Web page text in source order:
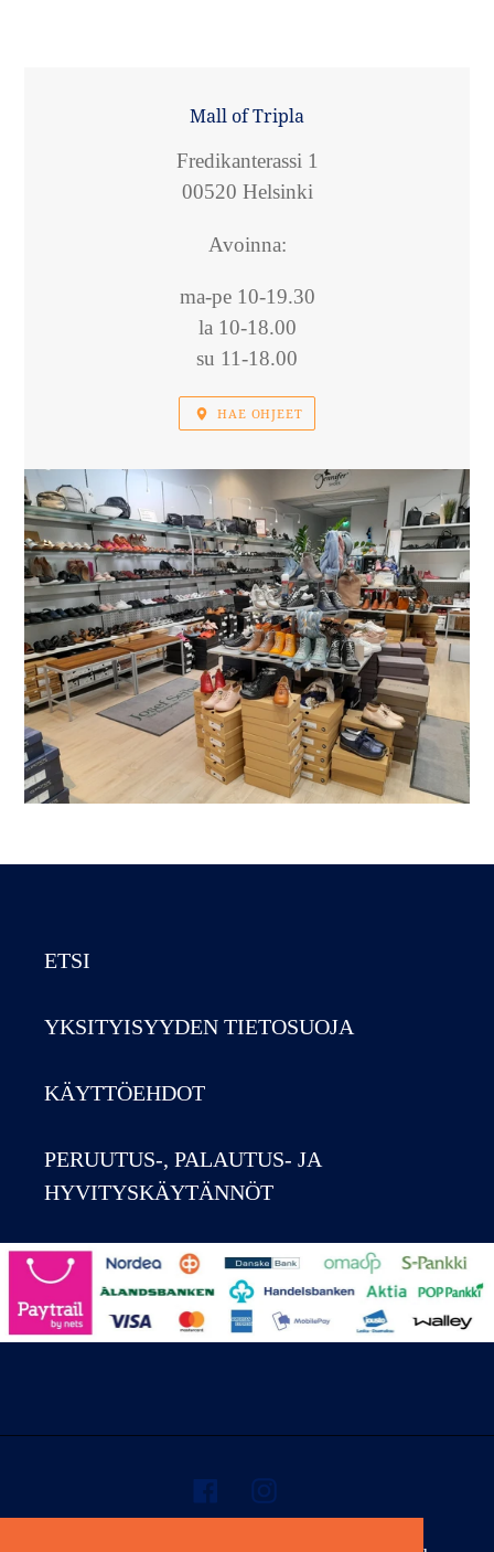
SIJAINTI
Mall of Tripla
Fredikanterassi 1
00520 Helsinki
Avoinna:
ma-pe 10-19.30
la 10-18.00
su 11-18.00
HAE OHJEET
ETSI
YKSITYISYYDEN TIETOSUOJA
KÄYTTÖEHDOT
PERUUTUS-, PALAUTUS- JA
HYVITYSKÄYTÄNNÖT
Facebook